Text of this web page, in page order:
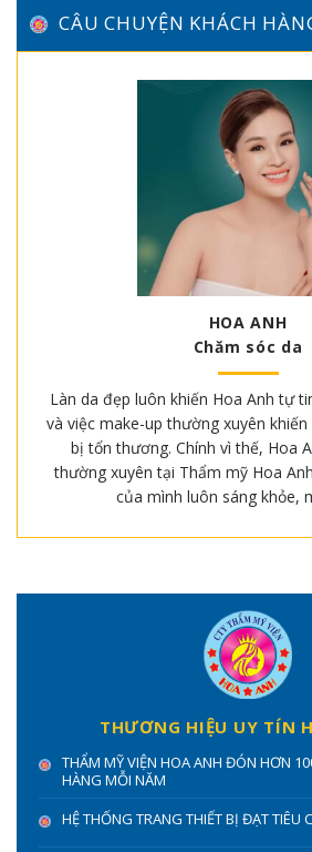
CÂU CHUYỆN KHÁCH
HOA ANH
Chăm sóc da
Làn da đẹp luôn khiến Hoa Anh tự
và việc make-up thường xuyên
bị tổn thương. Chính vì thế, Hoa
thường xuyên tại Thẩm mỹ Hoa
của mình luôn sáng khỏe,
THƯƠNG HIỆU UY TÍN
THẨM MỸ VIỆN HOA ANH ĐÓN HƠN
HÀNG MỖI NĂM
HỆ THỐNG TRANG THIẾT BỊ ĐẠT TIÊU